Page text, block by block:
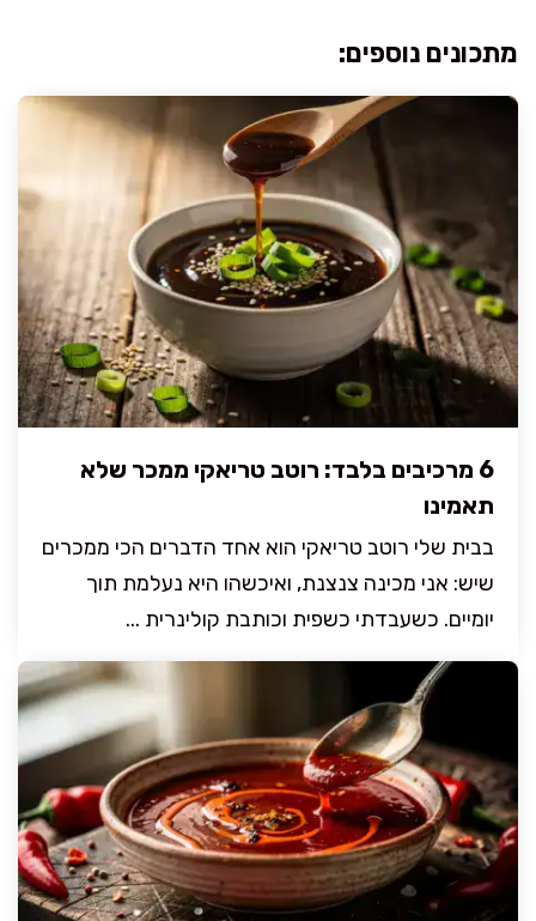
מתכונים נוספים:
6 מרכיבים בלבד: רוטב טריאקי ממכר שלא
תאמינו
בבית שלי רוטב טריאקי הוא אחד הדברים הכי ממכרים
שיש: אני מכינה צנצנת, ואיכשהו היא נעלמת תוך
יומיים. כשעבדתי כשפית וכותבת קולינרית ...